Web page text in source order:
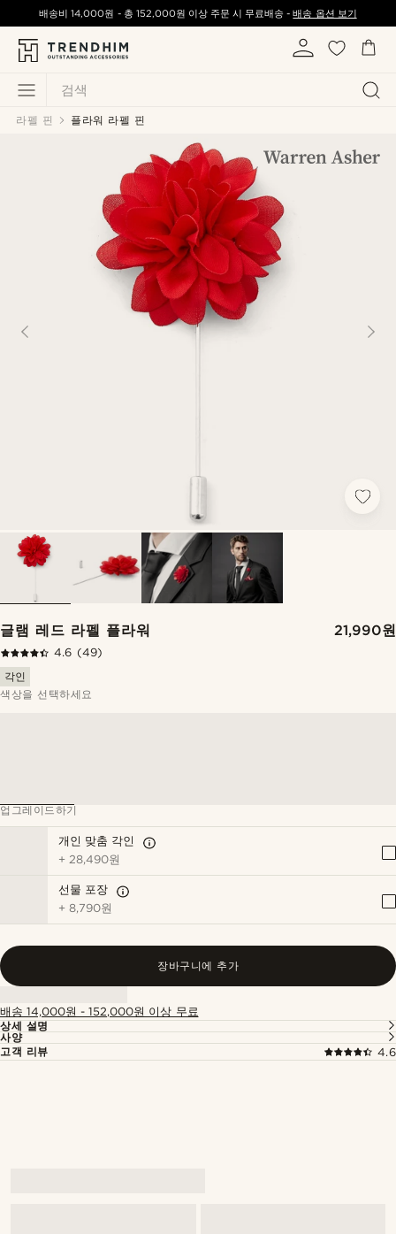
검색
배송비14,000원 - 총 152,000원 이상 주문 시 무료배송 -배송 옵션 보기
라펠 핀 플라워 라펠 핀
글램 레드 라펠 플라워 21,990원
4.6 (49)
각인
색상을 선택하세요
업그레이드하기
개인 맞춤 각인
+28,490원
선물 포장
+8,790원
장바구니에 추가
배송 14,000원 - 152,000원 이상 무료
상세 설명
사양
고객 리뷰
4.6